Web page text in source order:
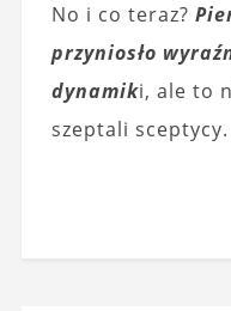
No i co teraz?
przyniosło
dynamiki, ale to
szeptali